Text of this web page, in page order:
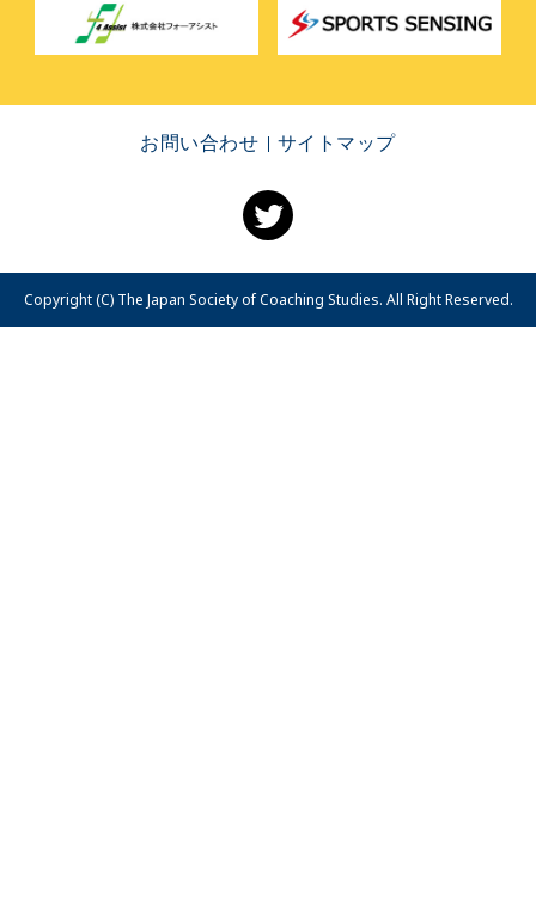
お問い合わせ サイトマップ
Copyright (C) The Japan Society of Coaching Studies. All Right Reserved.